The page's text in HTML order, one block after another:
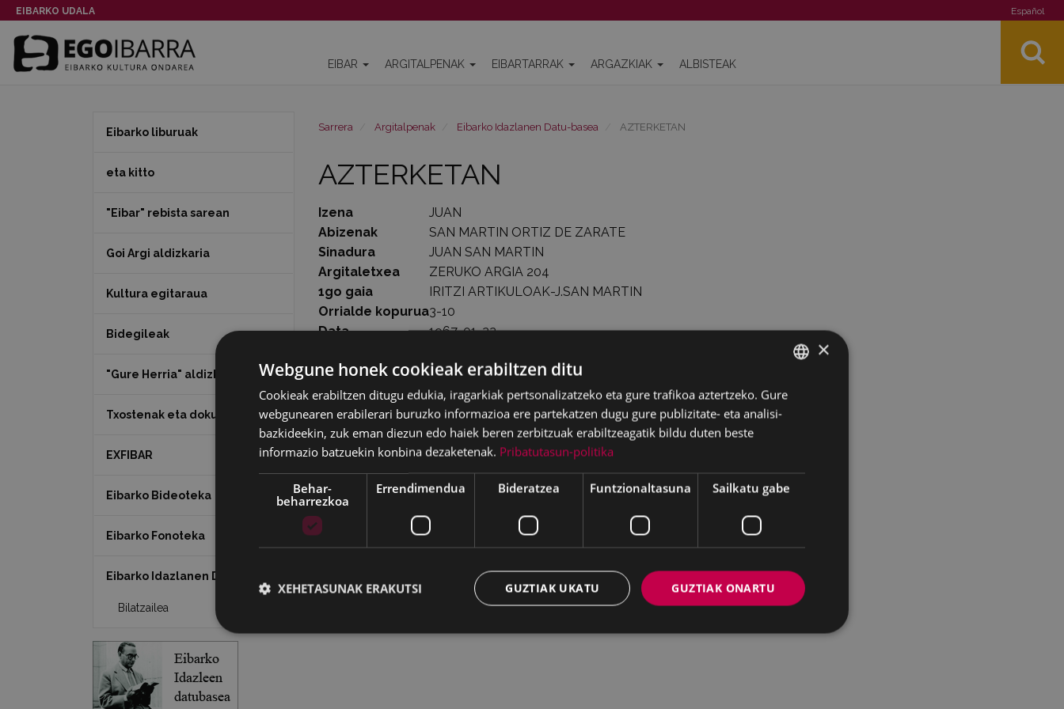
EIBARKO UDALA Español
EIBAR ARGITALPENAK EIBARTARRAK ARGAZKIAK ALBISTEAK
Sarrera Argitalpenak Eibarko Idazlanen Datu-basea AZTERKETAN
AZTERKETAN
Izena
JUAN
Abizenak
SAN MARTIN ORTIZ DE ZARATE
Sinadura
JUAN SAN MARTIN
Argitaletxea
ZERUKO ARGIA 204
1go gaia
IRITZI ARTIKULOAK-J.SAN MARTIN
Orrialde kopurua3-10
Data
1967-01-22
Eibarko liburuak
eta kitto
"Eibar" rebista sarean
Goi Argi aldizkaria
Kultura egitaraua
Bidegileak
"Gure Herria" aldizkaria
Txostenak eta dokumentuak
EXFIBAR
Eibarko Bideoteka
Eibarko Fonoteka
Eibarko Idazlanen Datu-basea
Bilatzailea
BASQUE
SPANISH
×
Webgune honek cookieak erabiltzen ditu
Cookieak erabiltzen ditugu edukia, iragarkiak pertsonalizatzeko eta gure trafikoa aztertzeko. Gure
webgunearen erabilerari buruzko informazioa ere partekatzen dugu gure publizitate- eta analisi-
bazkideekin, zuk eman diezun edo haiek beren zerbitzuak erabiltzeagatik bildu duten beste
informazio batzuekin konbina dezaketenak. Pribatutasun-politika
Behar-
beharrezkoa
Errendimendua Bideratzea Funtzionaltasuna Sailkatu gabe
GUZTIAK ONARTU
GUZTIAK UKATU
XEHETASUNAK ERAKUTSI